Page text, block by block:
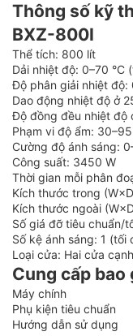
Thông số kỹ
BXZ-800I
Thể tích: 800 lít
Dải nhiệt độ: 0–70 °C
Độ phân giải nhiệt độ:
Dao động nhiệt độ ở
Độ đồng đều nhiệt độ
Phạm vi độ ẩm:
Cường độ ánh sáng:
Công suất: 3450 W
Thời gian mỗi phân
Kích thước trong
Kích thước ngoài
Số giá đỡ tiêu chuẩn/
Số kệ ánh sáng: 1 (tối
Loại cửa: Hai cửa
Cung cấp bao
Máy chính
Phụ kiện tiêu chuẩn
Hướng dẫn sử dụng